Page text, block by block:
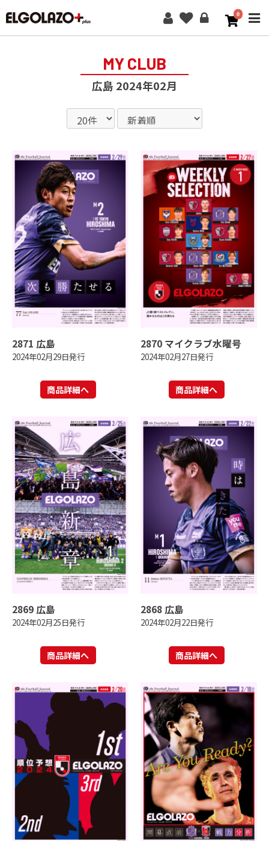
0
MY CLUB
広島 2024年02月
2871 広島
2024年02月29日発行
商品詳細へ
2870 マイクラブ水曜号
2024年02月27日発行
商品詳細へ
2869 広島
2024年02月25日発行
商品詳細へ
2868 広島
2024年02月22日発行
商品詳細へ